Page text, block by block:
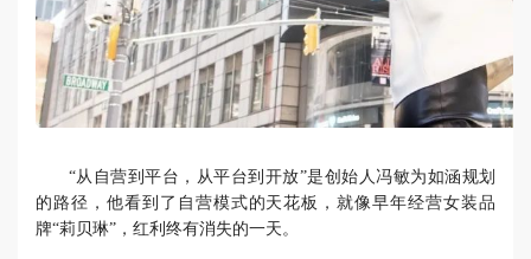
“从自营到平台，从平台到开放”是创始人冯敏为如涵规划
的路径，他看到了自营模式的天花板，就像早年经营女装品
牌“莉贝琳”，红利终有消失的一天。